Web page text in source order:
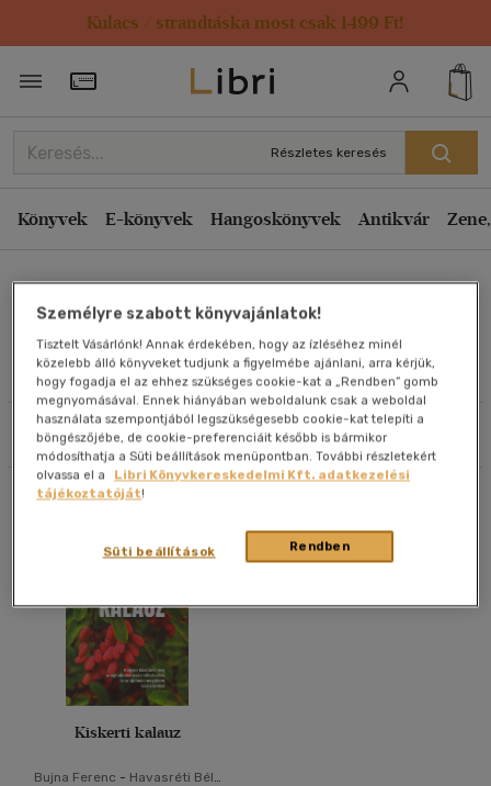
Kulacs / strandtáska most csak 1499 Ft!
Törzsvásárlói Kártya adatai
Részletes keresés
Könyvek E-könyvek Hangoskönyvek Antikvár
Zsigó György
Művei
Szűrés Rendezés
Rendezés
Kiadás éve szerint csökkenő
Ár szerint csökkenő
Eladott darabszám szerint csökkenő
Eladott darabszám szerint növekvő
Cím szerint A-Z
Szerző szerint A-Z
Megjelenítés
20 db / oldal
Alkalmaz
Kiskerti kalauz
Bujna Ferenc - Havasréti Béla
Személyre szabott könyvajánlatok!
Tisztelt Vásárlónk! Annak érdekében, hogy az ízléséhez minél
közelebb álló könyveket tudjunk a figyelmébe ajánlani, arra kérjük,
hogy fogadja el az ehhez szükséges cookie-kat a „Rendben” gomb
megnyomásával. Ennek hiányában weboldalunk csak a weboldal
használata szempontjából legszükségesebb cookie-kat telepíti a
böngészőjébe, de cookie-preferenciáit később is bármikor
módosíthatja a Süti beállítások menüpontban. További részletekért
olvassa el a
Libri Könyvkereskedelmi Kft. adatkezelési
tájékoztatóját!
Rendben
Süti beállítások